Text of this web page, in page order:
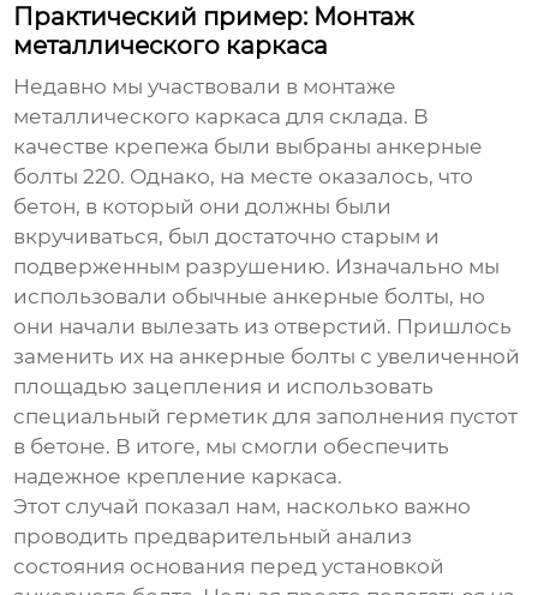
Практический пример: Монтаж
металлического каркаса
Недавно мы участвовали в монтаже
металлического каркаса для склада. В
качестве крепежа были выбраны анкерные
болты 220. Однако, на месте оказалось, что
бетон, в который они должны были
вкручиваться, был достаточно старым и
подверженным разрушению. Изначально мы
использовали обычные анкерные болты, но
они начали вылезать из отверстий. Пришлось
заменить их на анкерные болты с увеличенной
площадью зацепления и использовать
специальный герметик для заполнения пустот
в бетоне. В итоге, мы смогли обеспечить
надежное крепление каркаса.
Этот случай показал нам, насколько важно
проводить предварительный анализ
состояния основания перед установкой